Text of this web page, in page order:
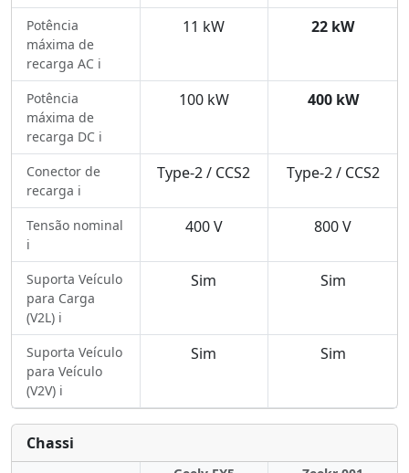
Potência
máxima de
recarga AC ℹ️
11 kW 22 kW
Potência
máxima de
recarga DC ℹ️
100 kW 400 kW
Conector de
recarga ℹ️
Type-2 / CCS2 Type-2 / CCS2
Tensão nominal
ℹ️
400 V 800 V
Suporta Veículo
para Carga
(V2L) ℹ️
Sim Sim
Suporta Veículo
para Veículo
(V2V) ℹ️
Sim Sim
Chassi